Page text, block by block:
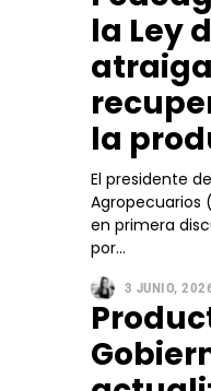
la Ley
la
El presidente
Agropecuarios
en primera
por...
3 JUNIO,